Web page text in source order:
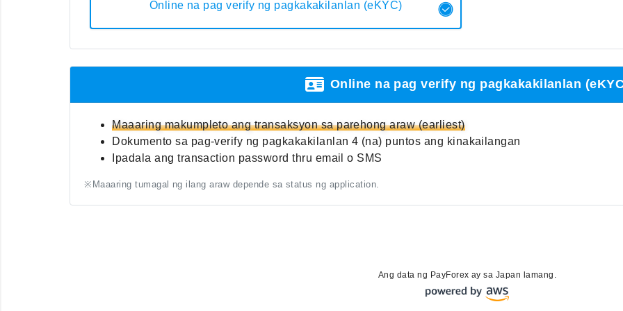
Online na pag verify ng pagkakakilanlan (eKYC)
Online na pag verify ng pagkakakilanlan
Maaaring makumpleto ang transaksyon sa parehong araw (earliest)
Dokumento sa pag-verify ng pagkakakilanlan 4 (na) puntos ang kinakailangan
Ipadala ang transaction password thru email o SMS
※Maaaring tumagal ng ilang araw depende sa status ng application.
Ang data ng PayForex ay sa Japan lamang.